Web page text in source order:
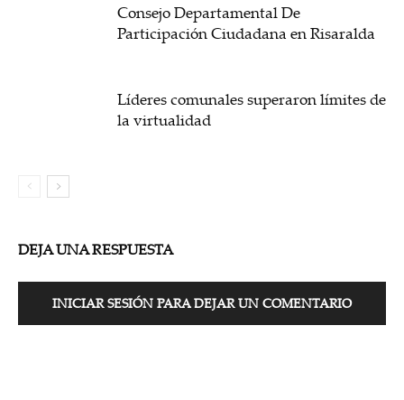
Consejo Departamental De
Participación Ciudadana en Risaralda
Líderes comunales superaron límites de
la virtualidad
DEJA UNA RESPUESTA
INICIAR SESIÓN PARA DEJAR UN COMENTARIO